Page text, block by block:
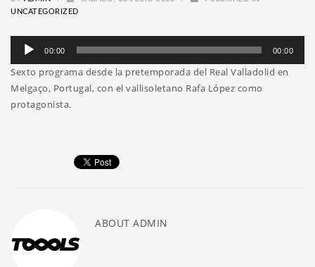
UNCATEGORIZED
Reproductor
audio
00:00 00:00
Sexto programa desde la pretemporada del Real Valladolid en
Melgaço, Portugal, con el vallisoletano Rafa López como
protagonista.
ABOUT ADMIN